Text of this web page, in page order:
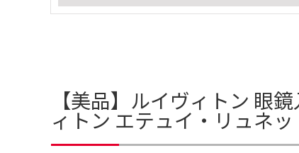
【美品】ルイヴィトン 眼
ィトン エテュイ・リュネ